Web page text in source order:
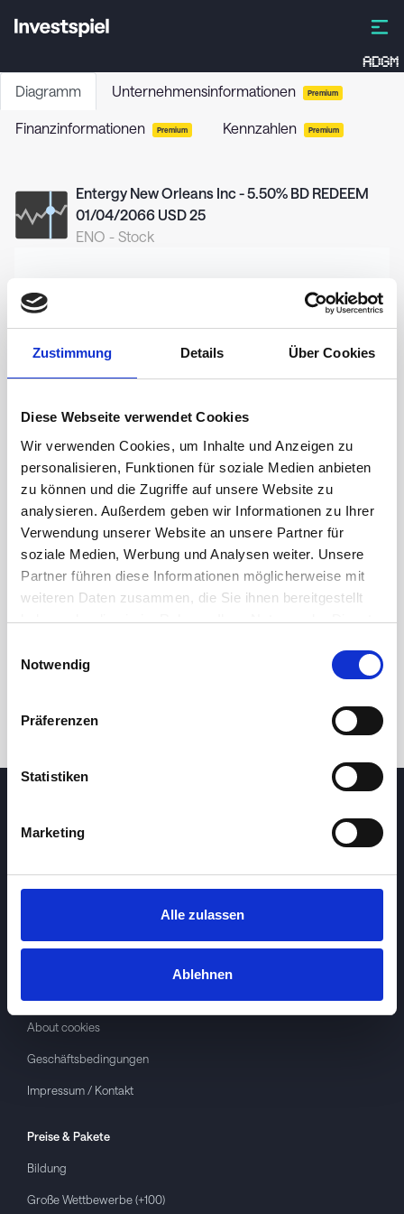
Zustimmung Details Über Cookies
Diese Webseite verwendet Cookies
Wir verwenden Cookies, um Inhalte und Anzeigen zu
personalisieren, Funktionen für soziale Medien anbieten
zu können und die Zugriffe auf unsere Website zu
analysieren. Außerdem geben wir Informationen zu Ihrer
Verwendung unserer Website an unsere Partner für
soziale Medien, Werbung und Analysen weiter. Unsere
Partner führen diese Informationen möglicherweise mit
weiteren Daten zusammen, die Sie ihnen bereitgestellt
haben oder die sie im Rahmen Ihrer Nutzung der Dienste
Notwendig
Präferenzen
Statistiken
Marketing
Alle zulassen
Ablehnen
ADGM
Diagramm Unternehmensinformationen Premium
Finanzinformationen Premium Kennzahlen Premium
Entergy New Orleans Inc - 5.50% BD REDEEM
01/04/2066 USD 25
ENO - Stock
21,00
21,25
21,50
21,75
8. Mai 2026 24. Juni 2026 6. August 2026
24 Std. 7T 1M 3M 1J 5J
About cookies
Geschäftsbedingungen
Impressum / Kontakt
Preise & Pakete
Bildung
Große Wettbewerbe (+100)